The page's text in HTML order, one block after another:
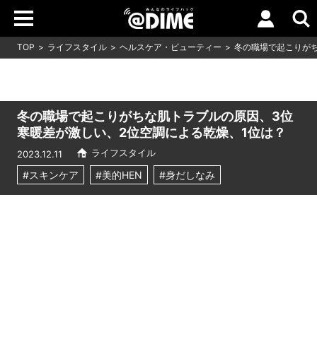
TOP ライフスタイル ヘルスケア・ビューティー 冬の職場で起こりが
冬の職場で起こりがちな肌トラブルの原因、3位
寒暖差が激しい、2位空調による乾燥、1位は？
2023.12.11 ライフスタイル
#スキンケア #美的HEN #身だしなみ